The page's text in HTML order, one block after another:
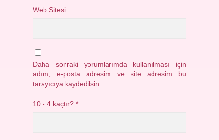
Web Sitesi
Daha sonraki yorumlarımda kullanılması için
adım, e-posta adresim ve site adresim bu
tarayıcıya kaydedilsin.
10 - 4 kaçtır?*